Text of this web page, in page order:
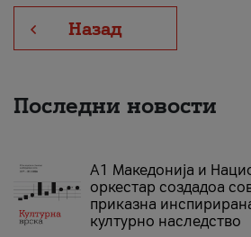
Назад
Последни новости
А1 Македонија и
оркестар создадоа
приказна
културно наследство